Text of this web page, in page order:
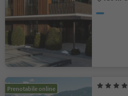
Prenotabile online